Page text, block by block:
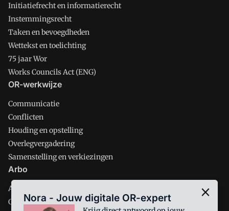
Initiatiefrecht en informatierecht
Instemmingsrecht
Taken en bevoegdheden
Wettekst en toelichting
75 jaar Wor
Works Councils Act (ENG)
OR-werkwijze
Communicatie
Conflicten
Houding en opstelling
Overlegvergadering
Samenstelling en verkiezingen
Arbo
Arbobeleid
Ondernemingsbeleid
Nora - Jouw digitale OR-expert